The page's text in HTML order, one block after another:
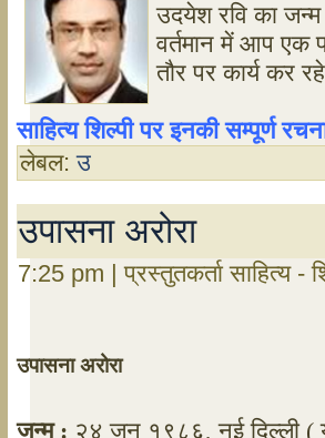
उदयेश रवि का
वर्तमान में आप एक
तौर पर कार्य कर
साहित्य शिल्पी पर इनकी सम्पूर्ण
लेबल:उ
उपासना अरोरा
7:25 pm | प्रस्तुतकर्ता साहित्य -
उपासना अरोरा
जन्म : २४ जून १९८६, नई दिल्ली (